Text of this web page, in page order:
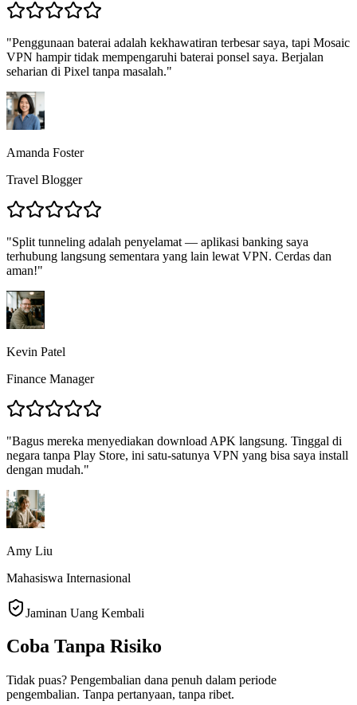
"Penggunaan baterai adalah kekhawatiran terbesar saya, tapi Mosaic
VPN hampir tidak mempengaruhi baterai ponsel saya. Berjalan
seharian di Pixel tanpa masalah."
Amanda Foster
Travel Blogger
"Split tunneling adalah penyelamat — aplikasi banking saya
terhubung langsung sementara yang lain lewat VPN. Cerdas dan
aman!"
Kevin Patel
Finance Manager
"Bagus mereka menyediakan download APK langsung. Tinggal di
negara tanpa Play Store, ini satu-satunya VPN yang bisa saya install
dengan mudah."
Amy Liu
Mahasiswa Internasional
Jaminan Uang Kembali
Coba Tanpa Risiko
Tidak puas? Pengembalian dana penuh dalam periode
pengembalian. Tanpa pertanyaan, tanpa ribet.